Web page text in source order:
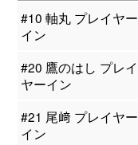
#10 軸丸 プレイヤー
イン
#20 鷹のはし プレイ
ヤーイン
#21 尾﨑 プレイヤー
イン